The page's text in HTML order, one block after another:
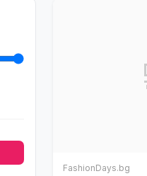
FashionDays.bg